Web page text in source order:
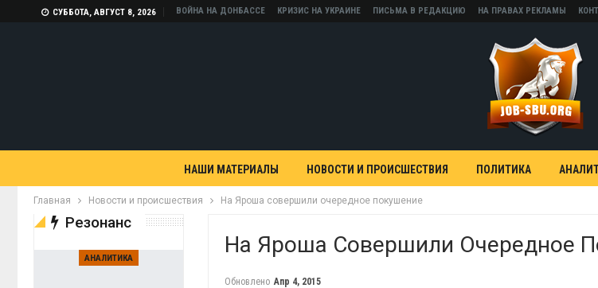
СУББОТА, АВГУСТ 8, 2026 ВОЙНА НА ДОНБАССЕ КРИЗИС НА УКРАИНЕ ПИСЬМА В РЕДАКЦИЮ НА ПРАВАХ РЕКЛАМЫ
НАШИ МАТЕРИАЛЫ НОВОСТИ И ПРОИСШЕСТВИЯ ПОЛИТИКА
Главная Новости и происшествия На Яроша совершили очередное покушение
На Яроша Совершили Очередное
Обновлено Апр 4, 2015
Резонанс
АНАЛИТИКА